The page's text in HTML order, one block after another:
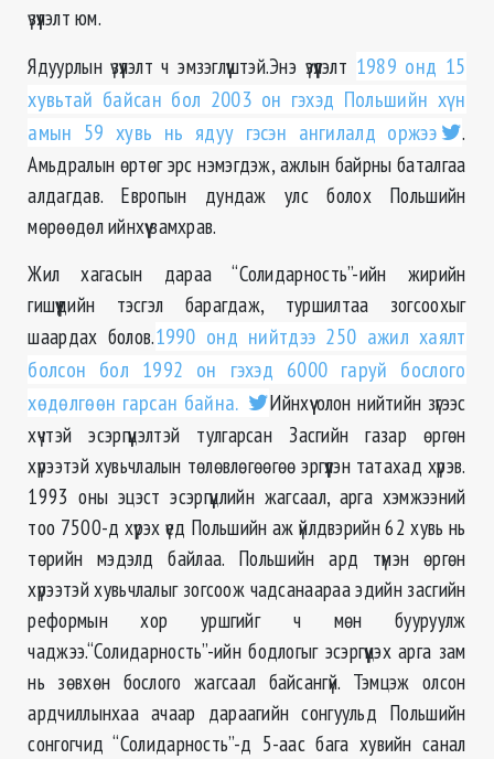
үзүүлэлт юм.
Ядуурлын үзүүлэлт ч эмзэглүүштэй.Энэ үзүүлэлт 1989 онд 15
хувьтай байсан бол 2003 он гэхэд Польшийн хүн
амын 59 хувь нь ядуу гэсэн ангилалд оржээ
.
Амьдралын өртөг эрс нэмэгдэж, ажлын байрны баталгаа
алдагдав. Европын дундаж улс болох Польшийн
мөрөөдөл ийнхүү замхрав.
Жил хагасын дараа “Солидарность”-ийн жирийн
гишүүдийн тэсгэл барагдаж, туршилтаа зогсоохыг
шаардах болов.1990 онд нийтдээ 250 ажил хаялт
болсон бол 1992 он гэхэд 6000 гаруй бослого
хөдөлгөөн гарсан байна.
Ийнхүү олон нийтийн зүгээс
хүчтэй эсэргүүцэлтэй тулгарсан Засгийн газар өргөн
хүрээтэй хувьчлалын төлөвлөгөөгөө эргүүлэн татахад хүрэв.
1993 оны эцэст эсэргүүцлийн жагсаал, арга хэмжээний
тоо 7500-д хүрэх үед Польшийн аж үйлдвэрийн 62 хувь нь
төрийн мэдэлд байлаа. Польшийн ард түмэн өргөн
хүрээтэй хувьчлалыг зогсоож чадсанаараа эдийн засгийн
реформын хор уршгийг ч мөн бууруулж
чаджээ.“Солидарность”-ийн бодлогыг эсэргүүцэх арга зам
нь зөвхөн бослого жагсаал байсангүй. Тэмцэж олсон
ардчиллынхаа ачаар дараагийн сонгуульд Польшийн
сонгогчид “Солидарность”-д 5-аас бага хувийн санал